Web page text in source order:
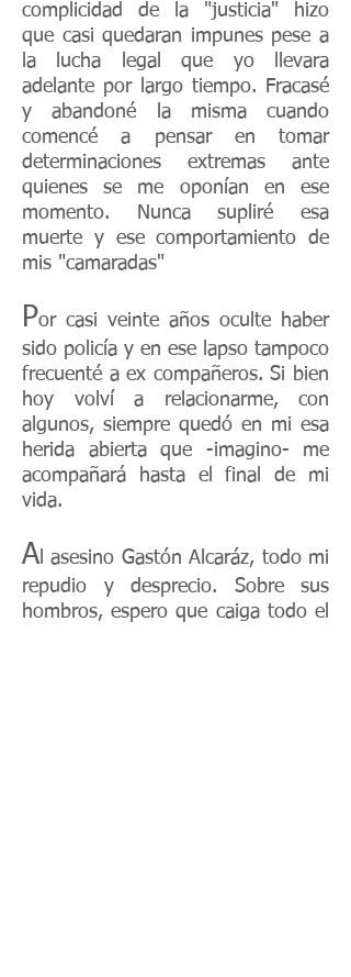
complicidad de la "justicia" hizo
que casi quedaran impunes pese a
la lucha legal que yo llevara
adelante por largo tiempo. Fracasé
y abandoné la misma cuando
comencé a pensar en tomar
determinaciones extremas ante
quienes se me oponían en ese
momento. Nunca supliré esa
muerte y ese comportamiento de
mis "camaradas"
Por casi veinte años oculte haber
sido policía y en ese lapso tampoco
frecuenté a ex compañeros. Si bien
hoy volví a relacionarme, con
algunos, siempre quedó en mi esa
herida abierta que -imagino- me
acompañará hasta el final de mi
vida.
Al asesino Gastón Alcaráz, todo mi
repudio y desprecio. Sobre sus
hombros, espero que caiga todo el